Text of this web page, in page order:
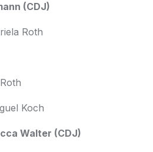
(CDJ)
Roth
Koch
Walter (CDJ)